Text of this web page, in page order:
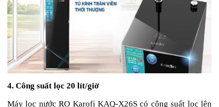
4. Công suất lọc 20 lít/giờ
Máy lọc nước RO Karofi KAQ-X26S có công suất lọc lên